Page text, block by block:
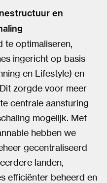
en
te optimaliseren,
ingericht op basis
en Lifestyle) en
zorgde voor meer
centrale aansturing
mogelijk. Met
hebben we
gecentraliseerd
landen,
efficiënter beheerd en